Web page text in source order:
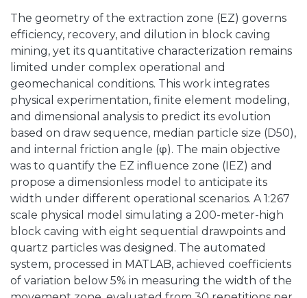
The geometry of the extraction zone (EZ) governs
efficiency, recovery, and dilution in block caving
mining, yet its quantitative characterization remains
limited under complex operational and
geomechanical conditions. This work integrates
physical experimentation, finite element modeling,
and dimensional analysis to predict its evolution
based on draw sequence, median particle size (D50),
and internal friction angle (φ). The main objective
was to quantify the EZ influence zone (IEZ) and
propose a dimensionless model to anticipate its
width under different operational scenarios. A 1:267
scale physical model simulating a 200-meter-high
block caving with eight sequential drawpoints and
quartz particles was designed. The automated
system, processed in MATLAB, achieved coefficients
of variation below 5% in measuring the width of the